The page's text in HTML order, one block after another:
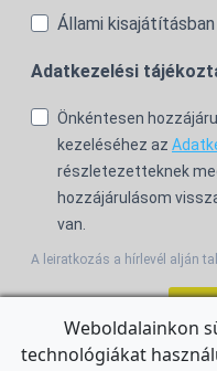
Állami
Adatkezelési
Önkéntesen
kezeléséhez az
részletezetteknek
hozzájárulásom
van.
A leiratkozás a hírlevél alján
Weboldalainkon
technológiákat